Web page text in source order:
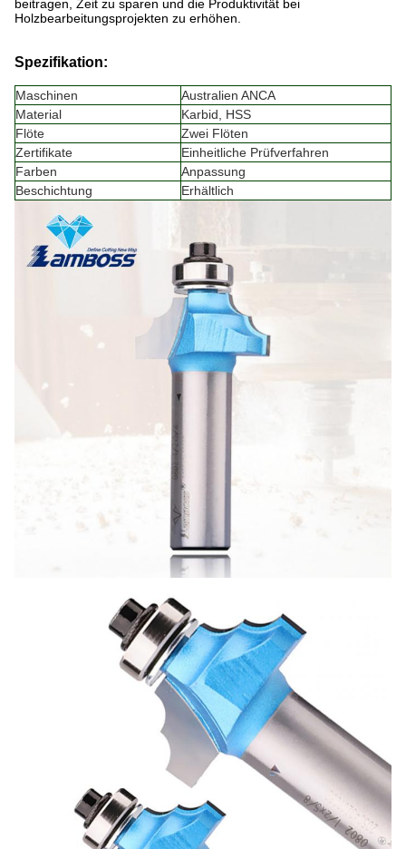
beitragen, Zeit zu sparen und die Produktivität bei
Holzbearbeitungsprojekten zu erhöhen.
Spezifikation:
Maschinen
Australien ANCA
Material
Karbid, HSS
Flöte
Zwei Flöten
Zertifikate
Einheitliche Prüfverfahren
Farben
Anpassung
Beschichtung
Erhältlich